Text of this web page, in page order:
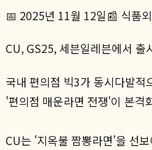
📅 2025년 11월 12일📰 식품
CU, GS25, 세븐일레븐에서 출
국내 편의점 빅3가 동시다발적
'편의점 매운라면 전쟁'이 본격
CU는 '지옥불 짬뽕라면'을 선